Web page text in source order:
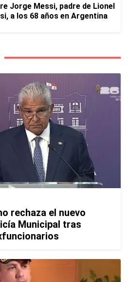
Jorge Messi, padre de Lionel
a los 68 años en Argentina
rechaza el nuevo
Municipal tras